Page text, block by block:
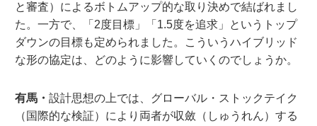
と審査）によるボトムアップ的な取り決めで結ばれまし
た。一方で、「2度目標」「1.5度を追求」というトップ
ダウンの目標も定められました。こういうハイブリッド
な形の協定は、どのように影響していくのでしょうか。
有馬・ 設計思想の上では、グローバル・ストックテイク
（国際的な検証）により両者が収斂（しゅうれん）する